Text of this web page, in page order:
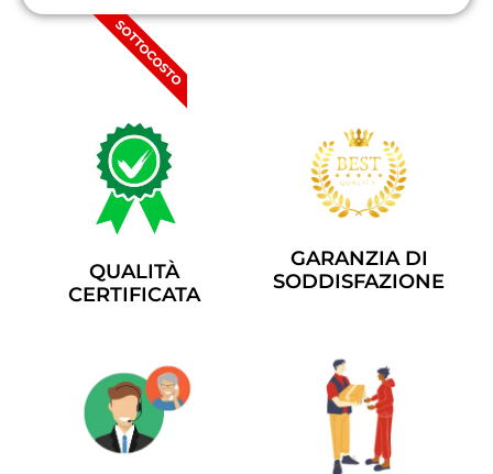
SOTTOCOSTO
QUALITÀ
CERTIFICATA
GARANZIA DI
SODDISFAZIONE